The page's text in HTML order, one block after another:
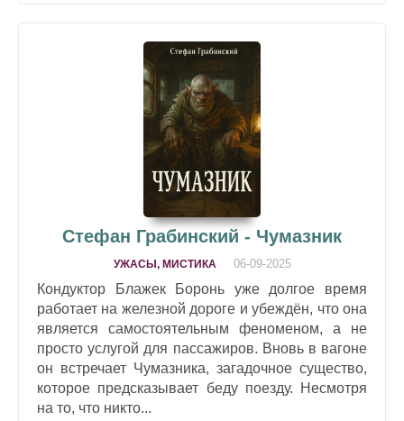
Стефан Грабинский - Чумазник
УЖАСЫ, МИСТИКА 06-09-2025
Кондуктор Блажек Боронь уже долгое время
работает на железной дороге и убеждён, что она
является самостоятельным феноменом, а не
просто услугой для пассажиров. Вновь в вагоне
он встречает Чумазника, загадочное существо,
которое предсказывает беду поезду. Несмотря
на то, что никто...